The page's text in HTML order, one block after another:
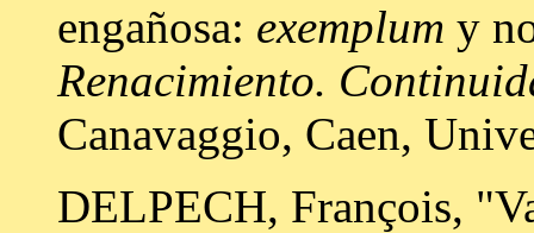
engañosa: exemplum y
Renacimiento.
Canavaggio, Caen,
DELPECH, François,